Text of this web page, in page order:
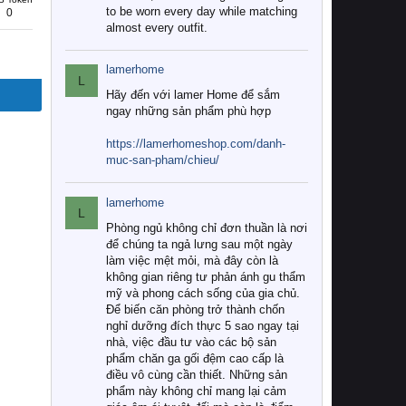
0
to be worn every day while matching
almost every outfit.
L
lamerhome
Hãy đến với lamer Home để sắm
ngay những sản phẩm phù hợp
https://lamerhomeshop.com/danh-
muc-san-pham/chieu/
L
lamerhome
Phòng ngủ không chỉ đơn thuần là nơi
để chúng ta ngả lưng sau một ngày
làm việc mệt mỏi, mà đây còn là
không gian riêng tư phản ánh gu thẩm
mỹ và phong cách sống của gia chủ.
Để biến căn phòng trở thành chốn
nghỉ dưỡng đích thực 5 sao ngay tại
nhà, việc đầu tư vào các bộ sản
phẩm chăn ga gối đệm cao cấp là
điều vô cùng cần thiết. Những sản
phẩm này không chỉ mang lại cảm